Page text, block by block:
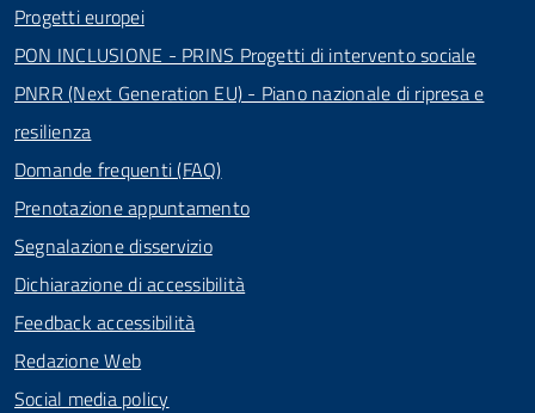
Progetti europei
PON INCLUSIONE - PRINS Progetti di intervento sociale
PNRR (Next Generation EU) - Piano nazionale di ripresa e
resilienza
Domande frequenti (FAQ)
Prenotazione appuntamento
Segnalazione disservizio
Dichiarazione di accessibilità
Feedback accessibilità
Redazione Web
Social media policy